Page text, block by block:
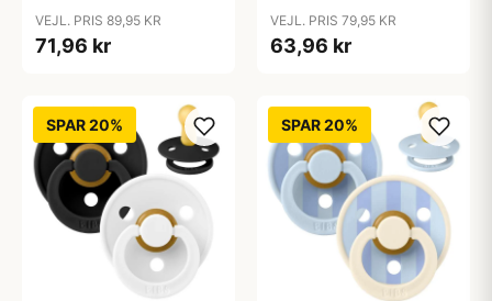
Blue/Baby Blue
VEJL. PRIS 89,95 KR
71,96 kr
Pink/Bubblegum
VEJL. PRIS 79,95 KR
63,96 kr
SPAR 20% SPAR 20%